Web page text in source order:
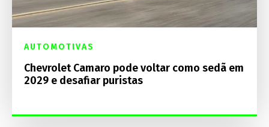
AUTOMOTIVAS
Chevrolet Camaro pode voltar como sedã em
2029 e desafiar puristas